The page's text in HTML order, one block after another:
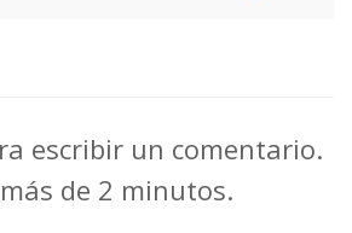
escribir un comentario.
de 2 minutos.